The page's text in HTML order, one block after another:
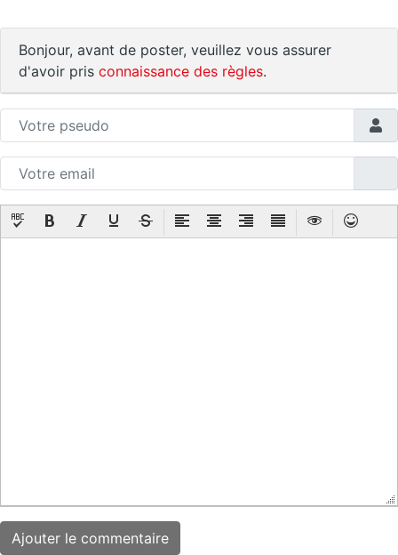
Bonjour, avant de poster, veuillez vous assurer
d'avoir pris connaissance des règles.